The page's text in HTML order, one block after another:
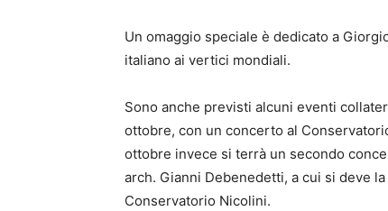
Un omaggio speciale è dedicato a
italiano ai vertici mondiali.
Sono anche previsti alcuni eventi
ottobre, con un concerto al
ottobre invece si terrà un secondo
arch. Gianni Debenedetti, a cui si deve
Conservatorio Nicolini.